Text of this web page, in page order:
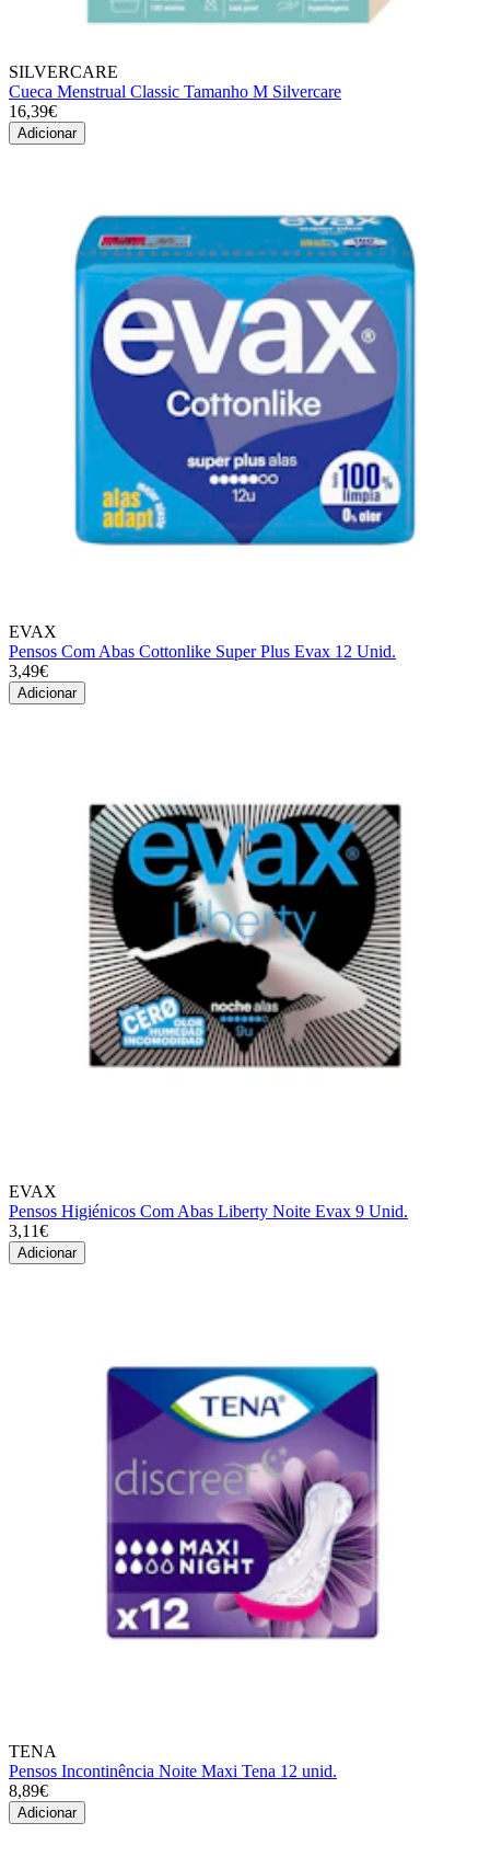
SILVERCARE
Cueca Menstrual Classic Tamanho M Silvercare
16,39€
Adicionar
EVAX
Pensos Com Abas Cottonlike Super Plus Evax 12 Unid.
3,49€
Adicionar
EVAX
Pensos Higiénicos Com Abas Liberty Noite Evax 9 Unid.
3,11€
Adicionar
TENA
Pensos Incontinência Noite Maxi Tena 12 unid.
8,89€
Adicionar